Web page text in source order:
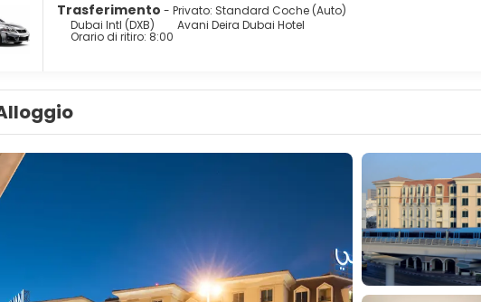
Trasferimento - Privato: Standard Coche (Auto)
Dubai Intl (DXB)
Avani Deira Dubai Hotel
Orario di ritiro: 8:00